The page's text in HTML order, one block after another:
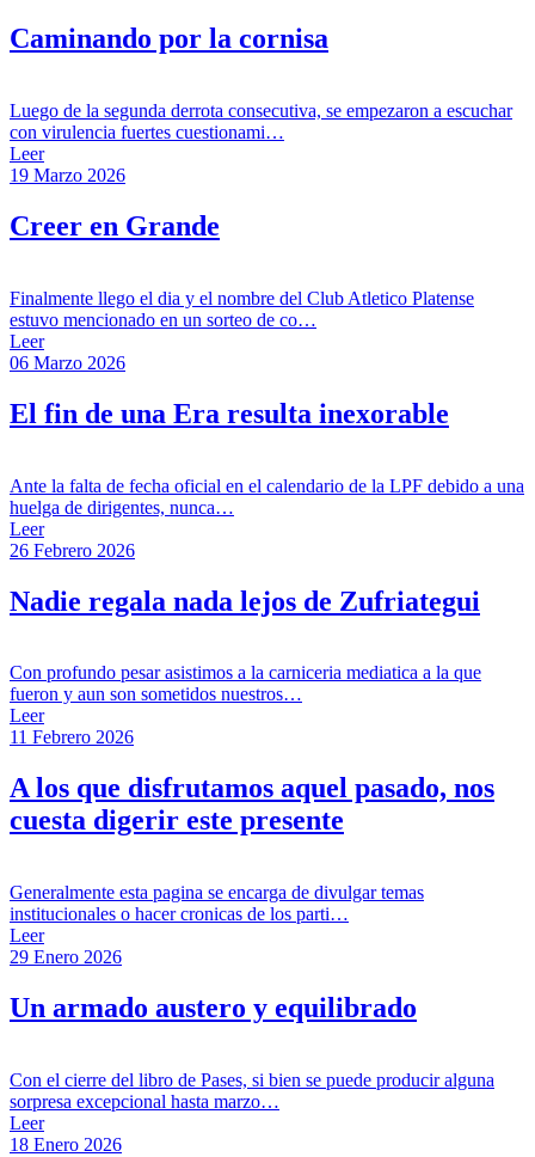
Caminando por la cornisa
Luego de la segunda derrota consecutiva, se empezaron a escuchar
con virulencia fuertes cuestionami…
Leer
19 Marzo 2026
Creer en Grande
Finalmente llego el dia y el nombre del Club Atletico Platense
estuvo mencionado en un sorteo de co…
Leer
06 Marzo 2026
El fin de una Era resulta inexorable
Ante la falta de fecha oficial en el calendario de la LPF debido a una
huelga de dirigentes, nunca…
Leer
26 Febrero 2026
Nadie regala nada lejos de Zufriategui
Con profundo pesar asistimos a la carniceria mediatica a la que
fueron y aun son sometidos nuestros…
Leer
11 Febrero 2026
A los que disfrutamos aquel pasado, nos
cuesta digerir este presente
Generalmente esta pagina se encarga de divulgar temas
institucionales o hacer cronicas de los parti…
Leer
29 Enero 2026
Un armado austero y equilibrado
Con el cierre del libro de Pases, si bien se puede producir alguna
sorpresa excepcional hasta marzo…
Leer
18 Enero 2026